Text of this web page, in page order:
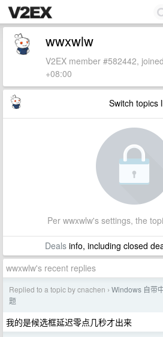
wwxwlw
V2EX member #582442,
+08:00
Switch topics
Per wwxwlw's settings, the
Dealsinfo, including closed
wwxwlw's recent replies
Replied to a topic by cnachen › Windows 自带
题
我的是候选框延迟零点几秒才出来